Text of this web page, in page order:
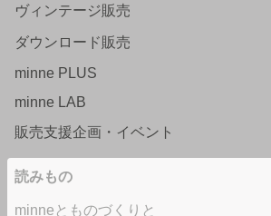
ヴィンテージ販売
ダウンロード販売
minne PLUS
minne LAB
販売支援企画・イベント
読みもの
minneとものづくりと